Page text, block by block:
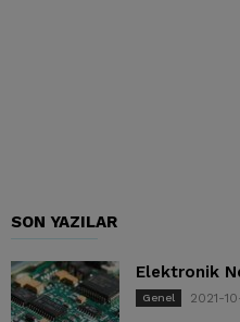
SON YAZILAR
Elektronik
Genel 2021-